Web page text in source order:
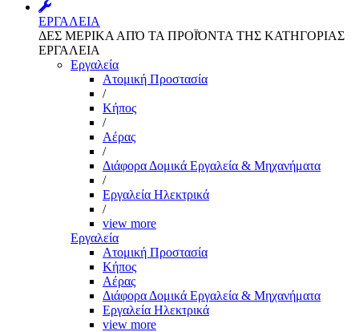
ΕΡΓΑΛΕΙΑ
ΔΕΣ ΜΕΡΙΚΑ ΑΠΌ ΤΑ ΠΡΟΪΌΝΤΑ ΤΗΣ ΚΑΤΗΓΟΡΙΑΣ
ΕΡΓΑΛΕΙΑ
Εργαλεία
Aτομική Προστασία
/
Kήπος
/
Αέρας
/
Διάφορα Δομικά Εργαλεία & Μηχανήματα
/
Εργαλεία Ηλεκτρικά
/
view more
Εργαλεία
Aτομική Προστασία
Kήπος
Αέρας
Διάφορα Δομικά Εργαλεία & Μηχανήματα
Εργαλεία Ηλεκτρικά
view more